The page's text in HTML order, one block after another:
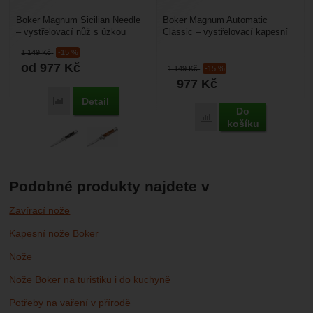
1 149Kč -15 %
od 977 Kč
Porovnat
Detail
Boker Magnum Sicilian Needle
– vystřelovací nůž s úzkou
Stiletto, jsou nejoblíbenější...
1 149Kč -15 %
977 Kč
Porovnat
Do
košíku
Boker Magnum Automatic
Classic – vystřelovací kapesní
Podobné produkty najdete v
Zavírací nože
Kapesní nože Boker
Nože
Nože Boker na turistiku i do kuchyně
Potřeby na vaření v přírodě